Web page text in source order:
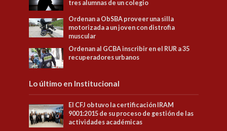
tres alumnas de un colegio
Ordenan a ObSBA proveer una silla
motorizada a un joven con distrofia
muscular
Ordenan al GCBA inscribir en el RUR a 35
recuperadores urbanos
Lo último en Institucional
El CFJ obtuvo la certificación IRAM
9001:2015 de su proceso de gestión de las
actividades académicas